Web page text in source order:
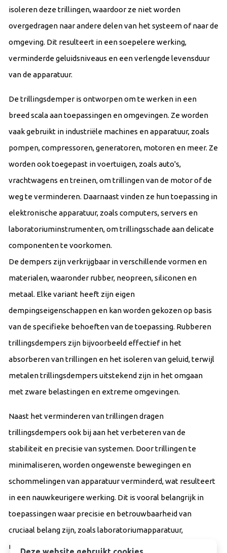
isoleren deze trillingen, waardoor ze niet worden
overgedragen naar andere delen van het systeem of naar de
omgeving. Dit resulteert in een soepelere werking,
verminderde geluidsniveaus en een verlengde levensduur
van de apparatuur.
De trillingsdemper is ontworpen om te werken in een
breed scala aan toepassingen en omgevingen. Ze worden
vaak gebruikt in industriële machines en apparatuur, zoals
pompen, compressoren, generatoren, motoren en meer. Ze
worden ook toegepast in voertuigen, zoals auto's,
vrachtwagens en treinen, om trillingen van de motor of de
weg te verminderen. Daarnaast vinden ze hun toepassing in
elektronische apparatuur, zoals computers, servers en
laboratoriuminstrumenten, om trillingsschade aan delicate
componenten te voorkomen.
De dempers zijn verkrijgbaar in verschillende vormen en
materialen, waaronder rubber, neopreen, siliconen en
metaal. Elke variant heeft zijn eigen
dempingseigenschappen en kan worden gekozen op basis
van de specifieke behoeften van de toepassing. Rubberen
trillingsdempers zijn bijvoorbeeld effectief in het
absorberen van trillingen en het isoleren van geluid, terwijl
metalen trillingsdempers uitstekend zijn in het omgaan
met zware belastingen en extreme omgevingen.
Naast het verminderen van trillingen dragen
trillingsdempers ook bij aan het verbeteren van de
stabiliteit en precisie van systemen. Door trillingen te
minimaliseren, worden ongewenste bewegingen en
schommelingen van apparatuur verminderd, wat resulteert
in een nauwkeurigere werking. Dit is vooral belangrijk in
toepassingen waar precisie en betrouwbaarheid van
cruciaal belang zijn, zoals laboratoriumapparatuur,
meetinstrumenten en productiemachines.